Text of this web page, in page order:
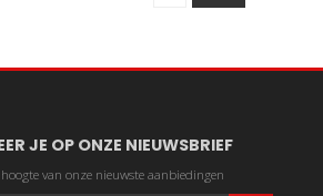
JE OP ONZE NIEUWSBRIEF
van onze nieuwste aanbiedingen